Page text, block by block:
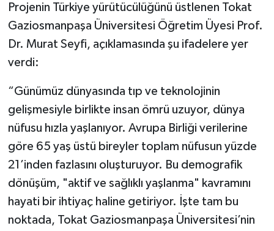
Projenin Türkiye yürütücülüğünü üstlenen Tokat
Gaziosmanpaşa Üniversitesi Öğretim Üyesi Prof.
Dr. Murat Seyfi, açıklamasında şu ifadelere yer
verdi:
“Günümüz dünyasında tıp ve teknolojinin
gelişmesiyle birlikte insan ömrü uzuyor, dünya
nüfusu hızla yaşlanıyor. Avrupa Birliği verilerine
göre 65 yaş üstü bireyler toplam nüfusun yüzde
21’inden fazlasını oluşturuyor. Bu demografik
dönüşüm, "aktif ve sağlıklı yaşlanma" kavramını
hayati bir ihtiyaç haline getiriyor. İşte tam bu
noktada, Tokat Gaziosmanpaşa Üniversitesi’nin